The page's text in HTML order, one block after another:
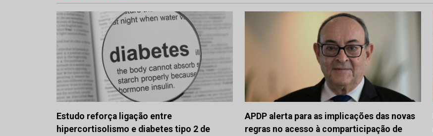
Estudo reforça ligação entre
hipercortisolismo e diabetes tipo 2 de
APDP alerta para as implicações das novas
regras no acesso à comparticipação de